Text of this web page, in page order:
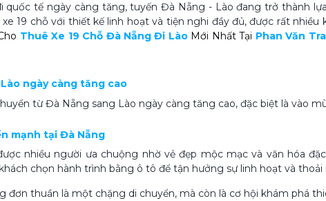
quốc tế ngày càng tăng, tuyến Đà Nẵng - Lào đang trở thành
19 chỗ với thiết kế linh hoạt và tiện nghi đầy đủ, được rất nhiều
Thuê Xe 19 Chỗ Đà Nẵng Đi LàoMới Nhất Tại Phan Văn
ngày càng tăng cao
từ Đà Nẵng sang Lào ngày càng tăng cao, đặc biệt là vào
mạnh tại Đà Nẵng
nhiều người ưa chuộng nhờ vẻ đẹp mộc mạc và văn hóa
chọn hành trình bằng ô tô để tận hưởng sự linh hoạt và thoải
đơn thuần là một chặng di chuyển, mà còn là cơ hội khám phá